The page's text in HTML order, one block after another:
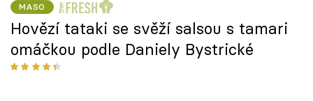
MASO
Hovězí tataki se svěží salsou s tamari
omáčkou podle Daniely Bystrické